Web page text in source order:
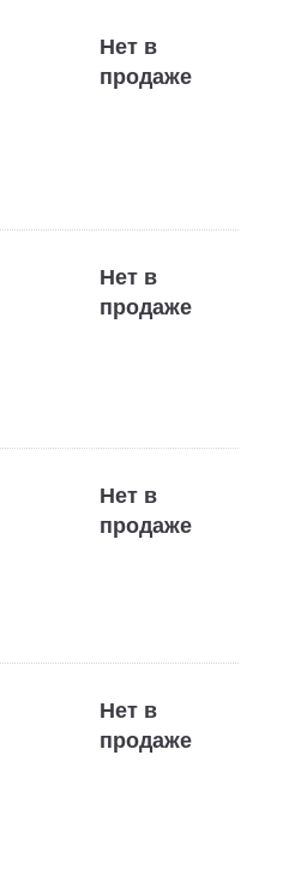
Нет в
продаже
Нет в
продаже
Нет в
продаже
Нет в
продаже